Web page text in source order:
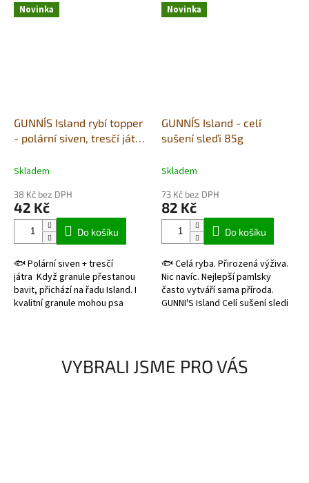
rýže, doplněného sušenou...
byla výrobcem navržena jako...
Novinka
GUNNI´S Island rybí topper
- polární siven, tresčí játra
Skladem
38 Kč bez DPH
42 Kč
Do košíku
🐟 Polární siven + tresčí
játra Když granule přestanou
bavit, přichází na řadu Island. I
kvalitní granule mohou psa
Novinka
GUNNI´S Island - celí
sušení sleďi 85g
Skladem
73 Kč bez DPH
82 Kč
Do košíku
🐟 Celá ryba. Přirozená výživa.
Nic navíc. Nejlepší pamlsky
často vytváří sama příroda.
GUNNI'S Island Celí sušení sledi
VYBRALI JSME PRO VÁS